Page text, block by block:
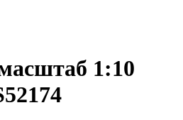
1:10